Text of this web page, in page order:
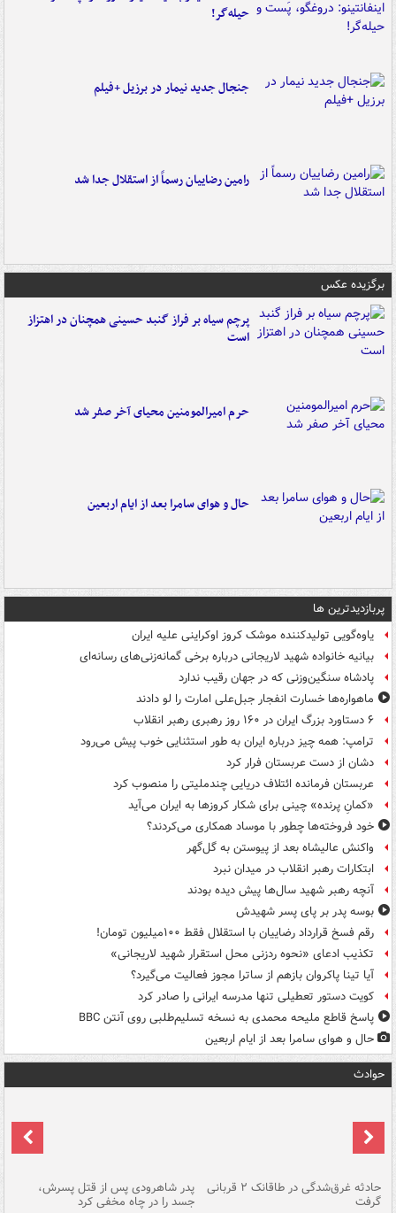
حیله‌گر!
جنجال جدید نیمار در برزیل +فیلم
رامین رضاییان رسماً از استقلال جدا شد
برگزیده عکس
پرچم سیاه بر فراز گنبد حسینی همچنان در اهتزاز
است
حرم امیرالمومنین محیای آخر صفر شد
حال و هوای سامرا بعد از ایام اربعین
پربازدیدترین ها
یاوه‌گویی تولیدکننده موشک کروز اوکراینی علیه ایران
بیانیه خانواده شهید لاریجانی درباره برخی گمانه‌زنی‌های رسانه‌ای
پادشاه سنگین‌وزنی که در جهان رقیب ندارد
ماهواره‌ها خسارت انفجار جبل‌علی امارت را لو دادند
۶ دستاورد بزرگ ایران در ۱۶۰ روز رهبری رهبر انقلاب
ترامپ: همه چیز درباره ایران به طور استثنایی خوب پیش می‌رود
دشان از دست عربستان فرار کرد
عربستان فرمانده ائتلاف دریایی چندملیتی را منصوب کرد
«کمانِ پرنده» چینی برای شکار کروزها به ایران می‌آید
خود فروخته‌ها چطور با موساد همکاری می‌کردند؟
واکنش عالیشاه بعد از پیوستن به گل‌گهر
ابتکارات رهبر انقلاب در میدان نبرد
آنچه رهبر شهید سال‌ها پیش دیده بودند
بوسه‌ پدر بر پای پسر شهیدش
رقم فسخ قرارداد رضاییان با استقلال فقط ۱۰۰میلیون تومان!
تکذیب ادعای «نحوه ردزنی محل استقرار شهید لاریجانی»
آیا تینا پاکروان بازهم از ساترا مجوز فعالیت می‌گیرد؟
کویت دستور تعطیلی تنها مدرسه ایرانی را صادر کرد
پاسخ قاطع ملیحه محمدی به نسخه تسلیم‌طلبی روی آنتن BBC
حال و هوای سامرا بعد از ایام اربعین
حوادث
حادثه غرق‌شدگی در طاقانک ۲ قربانی
گرفت
پدر شاهرودی پس از قتل پسرش،
جسد را در چاه مخفی کرد